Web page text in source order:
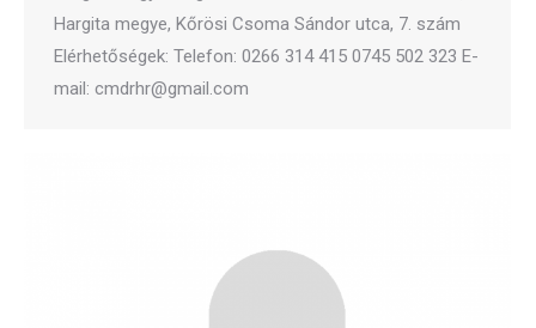
Hargita megye, Kőrösi Csoma Sándor utca, 7. szám
Elérhetőségek: Telefon: 0266 314 415 0745 502 323 E-
mail: cmdrhr@gmail.com